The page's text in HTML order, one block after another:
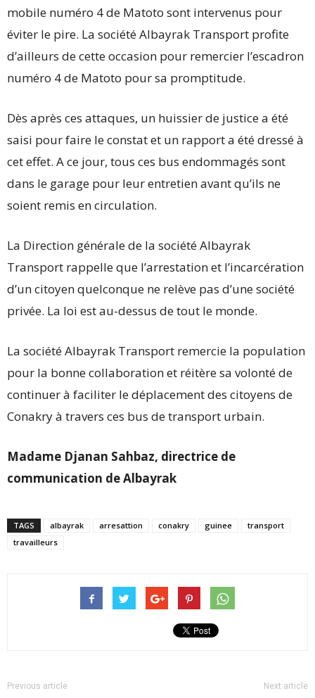
mobile numéro 4 de Matoto sont intervenus pour
éviter le pire. La société Albayrak Transport profite
d’ailleurs de cette occasion pour remercier l’escadron
numéro 4 de Matoto pour sa promptitude.
Dès après ces attaques, un huissier de justice a été
saisi pour faire le constat et un rapport a été dressé à
cet effet. A ce jour, tous ces bus endommagés sont
dans le garage pour leur entretien avant qu’ils ne
soient remis en circulation.
La Direction générale de la société Albayrak
Transport rappelle que l’arrestation et l’incarcération
d’un citoyen quelconque ne relève pas d’une société
privée. La loi est au-dessus de tout le monde.
La société Albayrak Transport remercie la population
pour la bonne collaboration et réitère sa volonté de
continuer à faciliter le déplacement des citoyens de
Conakry à travers ces bus de transport urbain.
Madame Djanan Sahbaz, directrice de
communication de Albayrak
TAGS albayrak arresattion conakry guinee
transport
travailleurs
Previous article Next article